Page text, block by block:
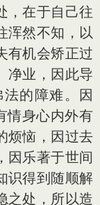
，在于自己往
浑然不知，以
有机会矫正过
净业，因此导
的障难。因
情身心内外有
烦恼，因过去
因乐著于世间
识得到随顺解
之处，所以造